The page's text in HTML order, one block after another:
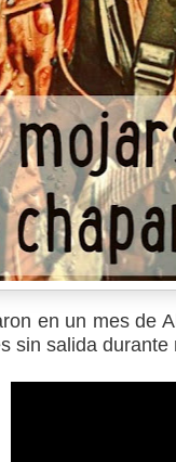
en un mes de
sin salida durante